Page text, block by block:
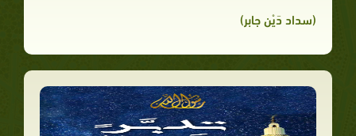
(سداد دَيْن جابر)